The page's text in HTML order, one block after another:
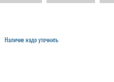
Наличие надо уточнить